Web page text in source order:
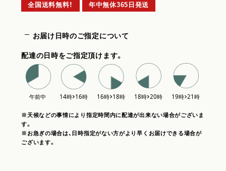
全国送料無料！ 年中無休365日発送
お届け日時のご指定について
配達の日時をご指定頂けます。
※天候などの事情により指定時間内に配達が出来ない場合がございま
す。
※お急ぎの場合は、日時指定がない方がより早くお届けできる場合が
ございます。